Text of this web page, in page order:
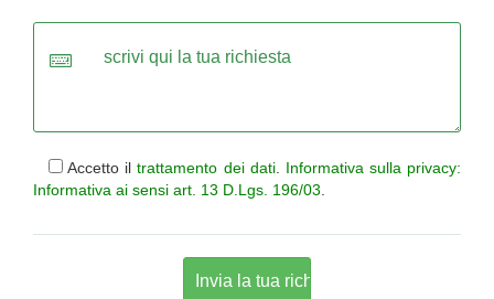
Accetto iltrattamento dei dati. Informativa sulla privacy:
Informativa ai sensi art. 13 D.Lgs. 196/03